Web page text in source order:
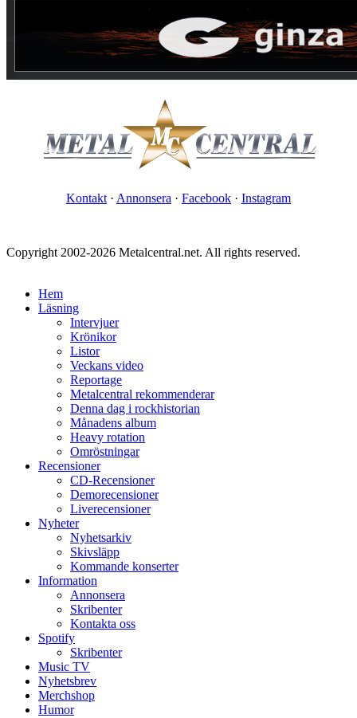
Kontakt · Annonsera · Facebook · Instagram
Copyright 2002-2026 Metalcentral.net. All rights reserved.
Hem
Läsning
Intervjuer
Krönikor
Listor
Veckans video
Reportage
Metalcentral rekommenderar
Denna dag i rockhistorian
Månadens album
Heavy rotation
Omröstningar
Recensioner
CD-Recensioner
Demorecensioner
Liverecensioner
Nyheter
Nyhetsarkiv
Skivsläpp
Kommande konserter
Information
Annonsera
Skribenter
Kontakta oss
Spotify
Skribenter
Music TV
Nyhetsbrev
Merchshop
Humor